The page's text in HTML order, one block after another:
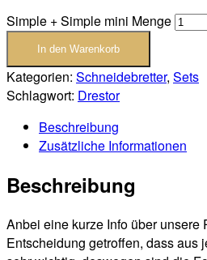
Simple + Simple mini Menge
In den Warenkorb
Kategorien: Schneidebretter, Sets
Schlagwort: Drestor
Beschreibung
Zusätzliche Informationen
Beschreibung
Anbei eine kurze Info über
Entscheidung getroffen, dass aus